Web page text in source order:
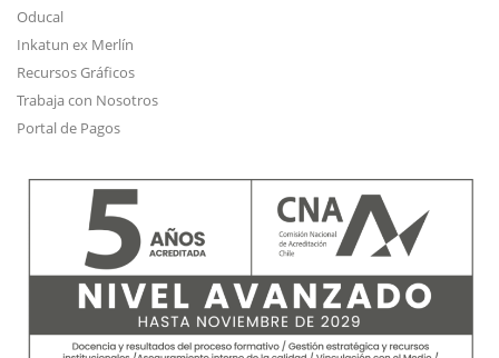
Oducal
Inkatun ex Merlín
Recursos Gráficos
Trabaja con Nosotros
Portal de Pagos